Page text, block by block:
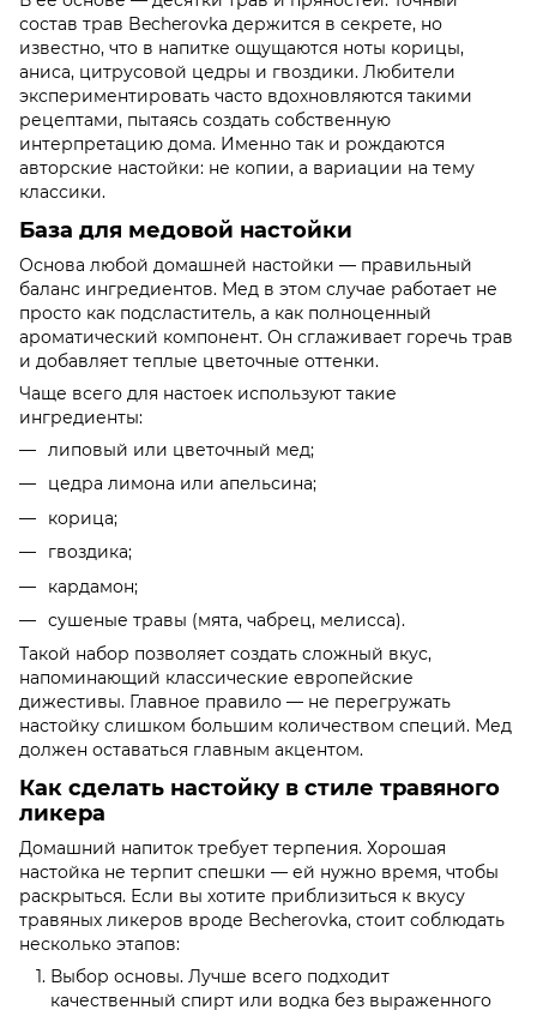
состав трав Becherovka держится в секрете, но
известно, что в напитке ощущаются ноты корицы,
аниса, цитрусовой цедры и гвоздики. Любители
экспериментировать часто вдохновляются такими
рецептами, пытаясь создать собственную
интерпретацию дома. Именно так и рождаются
авторские настойки: не копии, а вариации на тему
классики.
База для медовой настойки
Основа любой домашней настойки — правильный
баланс ингредиентов. Мед в этом случае работает не
просто как подсластитель, а как полноценный
ароматический компонент. Он сглаживает горечь трав
и добавляет теплые цветочные оттенки.
Чаще всего для настоек используют такие
ингредиенты:
липовый или цветочный мед;
цедра лимона или апельсина;
корица;
гвоздика;
кардамон;
сушеные травы (мята, чабрец, мелисса).
Такой набор позволяет создать сложный вкус,
напоминающий классические европейские
дижестивы. Главное правило — не перегружать
настойку слишком большим количеством специй. Мед
должен оставаться главным акцентом.
Как сделать настойку в стиле травяного
ликера
Домашний напиток требует терпения. Хорошая
настойка не терпит спешки — ей нужно время, чтобы
раскрыться. Если вы хотите приблизиться к вкусу
травяных ликеров вроде Becherovka, стоит соблюдать
несколько этапов:
Выбор основы. Лучше всего подходит
качественный спирт или водка без выраженного